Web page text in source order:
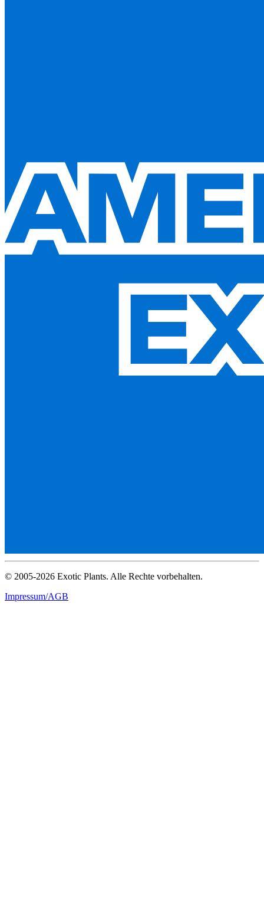
© 2005-2026 Exotic Plants. Alle Rechte vorbehalten.
Impressum/AGB